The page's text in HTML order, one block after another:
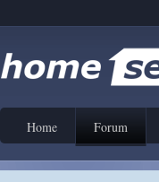
Home Forum